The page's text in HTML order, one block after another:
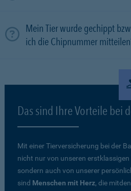
Mein Tier wurde gechippt
ich die Chipnummer
Das sind Ihre Vorteile bei
Mit einer Tierversicherung bei der
nicht nur von unseren
sondern auch von unserer
sind Menschen mit Herz, die